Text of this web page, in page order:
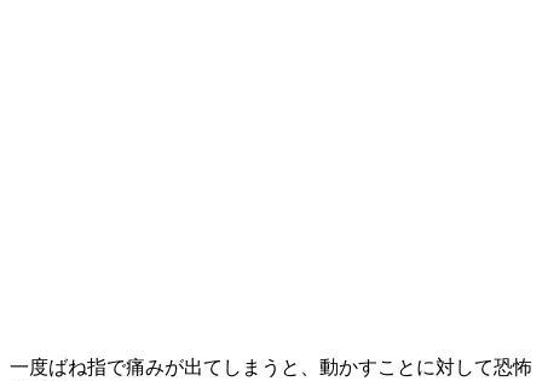
一度ばね指で痛みが出てしまうと、動かすことに対して恐怖